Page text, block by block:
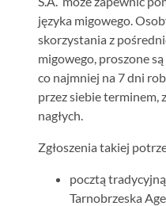
języka migowego.
skorzystania z
migowego, proszone
co najmniej na 7 dni
przez siebie terminem,
nagłych.
Zgłoszenia takiej
pocztą
Tarnobrzeska